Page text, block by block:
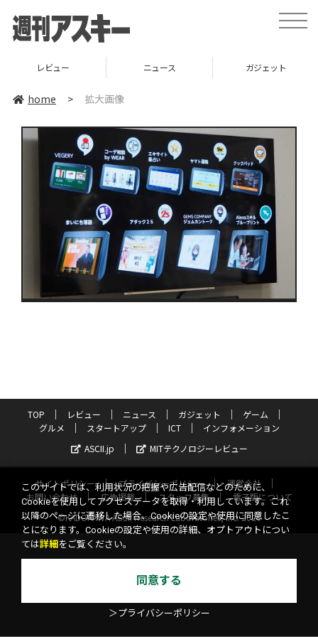
toggle
レビュー ニュース ガジェット
home > 拡大画像
TOP レビュー ニュース ガジェット
ゲーム
グルメ
スタートアップ ICT
インフォメーション
ASCII.jp
MITテクノロジーレビュー
サイトポリシー プライバシーポリシー
運営会社
お問い合わせ
広告掲載 スタッフ募集
電子版について
©KADOKAWA ASCII Research Laboratories, Inc. 2026
このサイトでは、利用状況の把握や広告配信などのために、
Cookieを使用してアクセスデータを取得・利用しています。これ
以降のページに遷移した場合、Cookieの設定や使用に同意したこ
とになります。Cookieの設定や使用の詳細、オプトアウトについ
ては詳細 をご覧ください。
同意する
＞プライバシーポリシー